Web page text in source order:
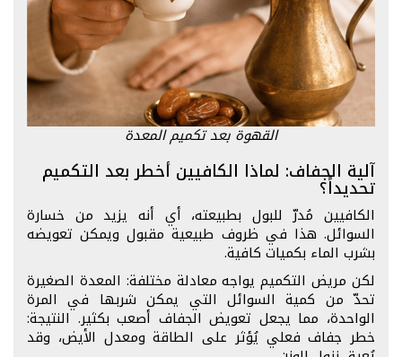
القهوة بعد تكميم المعدة
آلية الجفاف: لماذا الكافيين أخطر بعد التكميم
تحديداً؟
الكافيين مُدرّ للبول بطبيعته، أي أنه يزيد من خسارة
السوائل. هذا في ظروف طبيعية مقبول ويمكن تعويضه
بشرب الماء بكميات كافية.
لكن مريض التكميم يواجه معادلة مختلفة: المعدة الصغيرة
تحدّ من كمية السوائل التي يمكن شربها في المرة
الواحدة، مما يجعل تعويض الجفاف أصعب بكثير. النتيجة:
خطر جفاف فعلي يُؤثر على الطاقة ومعدل الأيض، وقد